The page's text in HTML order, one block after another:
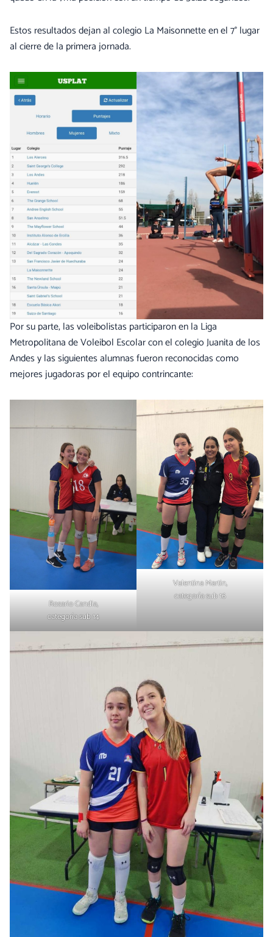
Estos resultados dejan al colegio La Maisonnette en el 7° lugar
al cierre de la primera jornada.
Por su parte, las voleibolistas participaron en la Liga
Metropolitana de Voleibol Escolar con el colegio Juanita de los
Andes y las siguientes alumnas fueron reconocidas como
mejores jugadoras por el equipo contrincante:
Rosario Candia,
categoría sub 14
Valentina Martin,
categoría sub 16